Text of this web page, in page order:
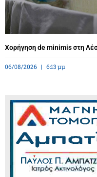
Χορήγηση de minimis στη
06/08/2026 6:13 μμ